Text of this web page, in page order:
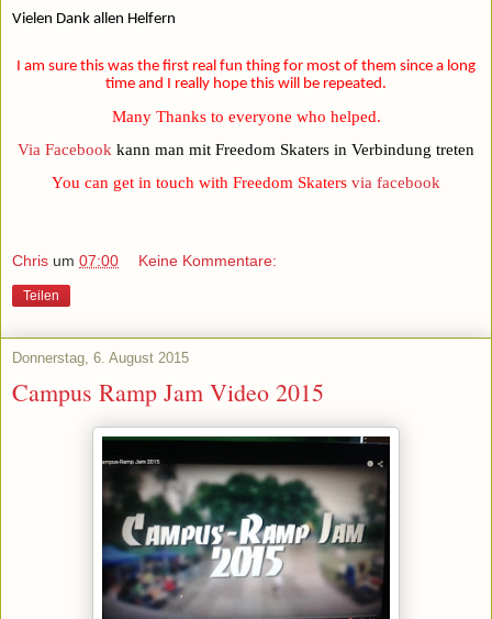
Vielen Dank allen Helfern
I am sure this was the first real fun thing for most of them since a long
time and I really hope this will be repeated.
Many Thanks to everyone who helped.
Via Facebook kann man mit Freedom Skaters in Verbindung treten
You can get in touch with Freedom Skaters via facebook
Chris um 07:00 Keine Kommentare:
Teilen
Donnerstag, 6. August 2015
Campus Ramp Jam Video 2015